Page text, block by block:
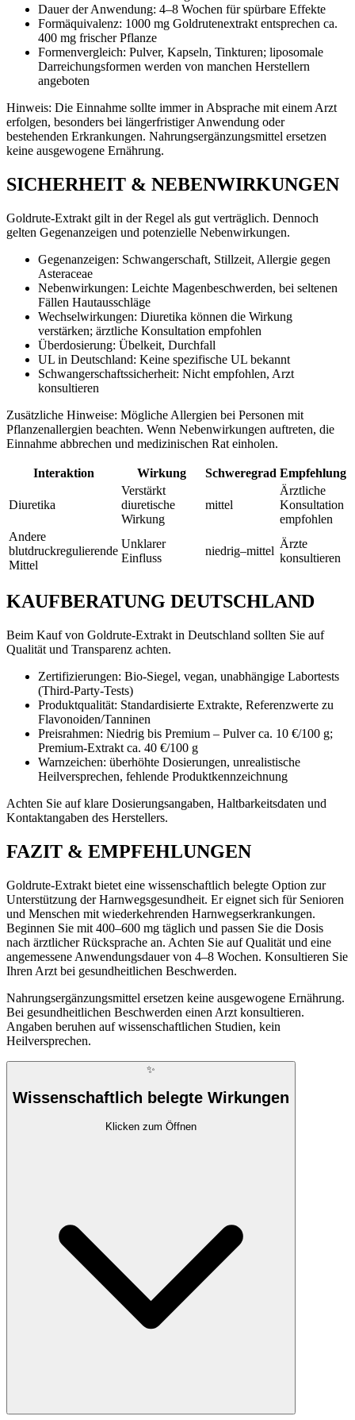
Dauer der Anwendung: 4–8 Wochen für spürbare Effekte
Formäquivalenz: 1000 mg Goldrutenextrakt entsprechen ca.
400 mg frischer Pflanze
Formenvergleich: Pulver, Kapseln, Tinkturen; liposomale
Darreichungsformen werden von manchen Herstellern
angeboten
Hinweis: Die Einnahme sollte immer in Absprache mit einem Arzt
erfolgen, besonders bei längerfristiger Anwendung oder
bestehenden Erkrankungen. Nahrungsergänzungsmittel ersetzen
keine ausgewogene Ernährung.
SICHERHEIT & NEBENWIRKUNGEN
Goldrute-Extrakt gilt in der Regel als gut verträglich. Dennoch
gelten Gegenanzeigen und potenzielle Nebenwirkungen.
Gegenanzeigen: Schwangerschaft, Stillzeit, Allergie gegen
Asteraceae
Nebenwirkungen: Leichte Magenbeschwerden, bei seltenen
Fällen Hautausschläge
Wechselwirkungen: Diuretika können die Wirkung
verstärken; ärztliche Konsultation empfohlen
Überdosierung: Übelkeit, Durchfall
UL in Deutschland: Keine spezifische UL bekannt
Schwangerschaftssicherheit: Nicht empfohlen, Arzt
konsultieren
Zusätzliche Hinweise: Mögliche Allergien bei Personen mit
Pflanzenallergien beachten. Wenn Nebenwirkungen auftreten, die
Einnahme abbrechen und medizinischen Rat einholen.
Interaktion Wirkung Schweregrad Empfehlung
Diuretika
Verstärkt
diuretische
Wirkung
mittel
Ärztliche
Konsultation
empfohlen
Andere
blutdruckregulierende
Mittel
Unklarer
Einfluss
niedrig–mittel
Ärzte
konsultieren
KAUFBERATUNG DEUTSCHLAND
Beim Kauf von Goldrute-Extrakt in Deutschland sollten Sie auf
Qualität und Transparenz achten.
Zertifizierungen: Bio-Siegel, vegan, unabhängige Labortests
(Third-Party-Tests)
Produktqualität: Standardisierte Extrakte, Referenzwerte zu
Flavonoiden/Tanninen
Preisrahmen: Niedrig bis Premium – Pulver ca. 10 €/100 g;
Premium-Extrakt ca. 40 €/100 g
Warnzeichen: überhöhte Dosierungen, unrealistische
Heilversprechen, fehlende Produktkennzeichnung
Achten Sie auf klare Dosierungsangaben, Haltbarkeitsdaten und
Kontaktangaben des Herstellers.
FAZIT & EMPFEHLUNGEN
Goldrute-Extrakt bietet eine wissenschaftlich belegte Option zur
Unterstützung der Harnwegsgesundheit. Er eignet sich für Senioren
und Menschen mit wiederkehrenden Harnwegserkrankungen.
Beginnen Sie mit 400–600 mg täglich und passen Sie die Dosis
nach ärztlicher Rücksprache an. Achten Sie auf Qualität und eine
angemessene Anwendungsdauer von 4–8 Wochen. Konsultieren Sie
Ihren Arzt bei gesundheitlichen Beschwerden.
Nahrungsergänzungsmittel ersetzen keine ausgewogene Ernährung.
Bei gesundheitlichen Beschwerden einen Arzt konsultieren.
Angaben beruhen auf wissenschaftlichen Studien, kein
Heilversprechen.
✨
Wissenschaftlich belegte Wirkungen
Klicken zum Öffnen